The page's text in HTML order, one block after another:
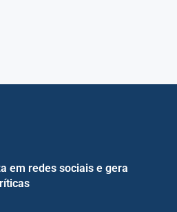
em redes sociais e gera